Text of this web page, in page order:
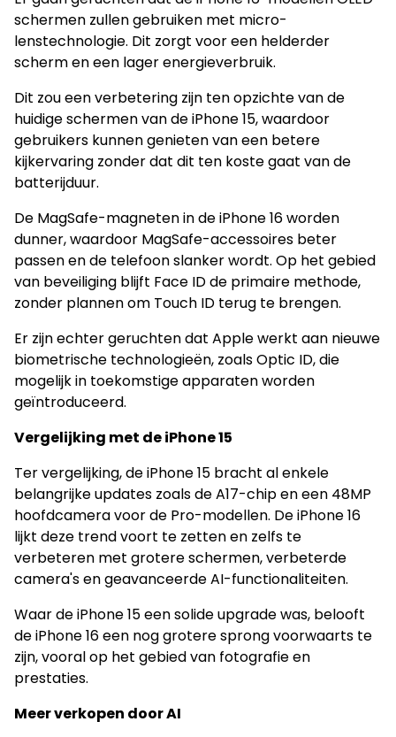
schermen zullen gebruiken met micro-
lenstechnologie. Dit zorgt voor een helderder
scherm en een lager energieverbruik.
Dit zou een verbetering zijn ten opzichte van de
huidige schermen van de iPhone 15, waardoor
gebruikers kunnen genieten van een betere
kijkervaring zonder dat dit ten koste gaat van de
batterijduur.
De MagSafe-magneten in de iPhone 16 worden
dunner, waardoor MagSafe-accessoires beter
passen en de telefoon slanker wordt. Op het gebied
van beveiliging blijft Face ID de primaire methode,
zonder plannen om Touch ID terug te brengen.
Er zijn echter geruchten dat Apple werkt aan nieuwe
biometrische technologieën, zoals Optic ID, die
mogelijk in toekomstige apparaten worden
geïntroduceerd.
Vergelijking met de iPhone 15
Ter vergelijking, de iPhone 15 bracht al enkele
belangrijke updates zoals de A17-chip en een 48MP
hoofdcamera voor de Pro-modellen. De iPhone 16
lijkt deze trend voort te zetten en zelfs te
verbeteren met grotere schermen, verbeterde
camera's en geavanceerde AI-functionaliteiten.
Waar de iPhone 15 een solide upgrade was, belooft
de iPhone 16 een nog grotere sprong voorwaarts te
zijn, vooral op het gebied van fotografie en
prestaties.
Meer verkopen door AI